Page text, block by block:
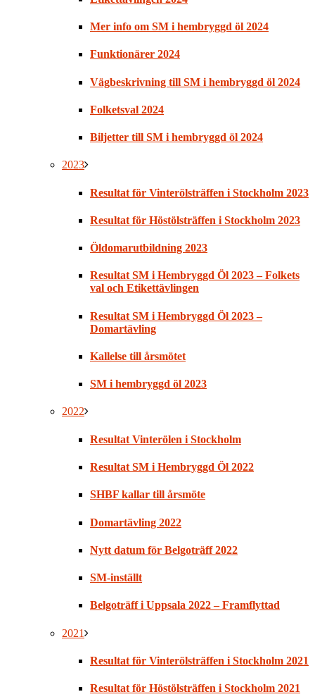
Mer info om SM i hembryggd öl 2024
Funktionärer 2024
Vägbeskrivning till SM i hembryggd öl 2024
Folketsval 2024
Biljetter till SM i hembryggd öl 2024
2023
Resultat för Vinterölsträffen i Stockholm 2023
Resultat för Höstölsträffen i Stockholm 2023
Öldomarutbildning 2023
Resultat SM i Hembryggd Öl 2023 – Folkets
val och Etikettävlingen
Resultat SM i Hembryggd Öl 2023 –
Domartävling
Kallelse till årsmötet
SM i hembryggd öl 2023
2022
Resultat Vinterölen i Stockholm
Resultat SM i Hembryggd Öl 2022
SHBF kallar till årsmöte
Domartävling 2022
Nytt datum för Belgoträff 2022
SM-inställt
Belgoträff i Uppsala 2022 – Framflyttad
2021
Resultat för Vinterölsträffen i Stockholm 2021
Resultat för Höstölsträffen i Stockholm 2021